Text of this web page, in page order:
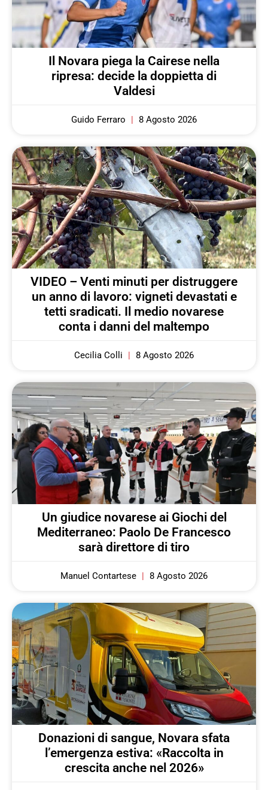
Il Novara piega la Cairese nella
ripresa: decide la doppietta di
Valdesi
Guido Ferraro 8 Agosto 2026
VIDEO – Venti minuti per distruggere
un anno di lavoro: vigneti devastati e
tetti sradicati. Il medio novarese
conta i danni del maltempo
Cecilia Colli 8 Agosto 2026
Un giudice novarese ai Giochi del
Mediterraneo: Paolo De Francesco
sarà direttore di tiro
Manuel Contartese 8 Agosto 2026
Donazioni di sangue, Novara sfata
l’emergenza estiva: «Raccolta in
crescita anche nel 2026»